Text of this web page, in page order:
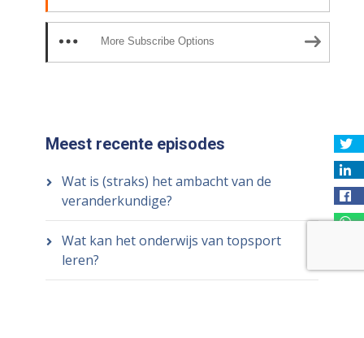
More Subscribe Options
Meest recente episodes
Wat is (straks) het ambacht van de
veranderkundige?
Wat kan het onderwijs van topsport
leren?